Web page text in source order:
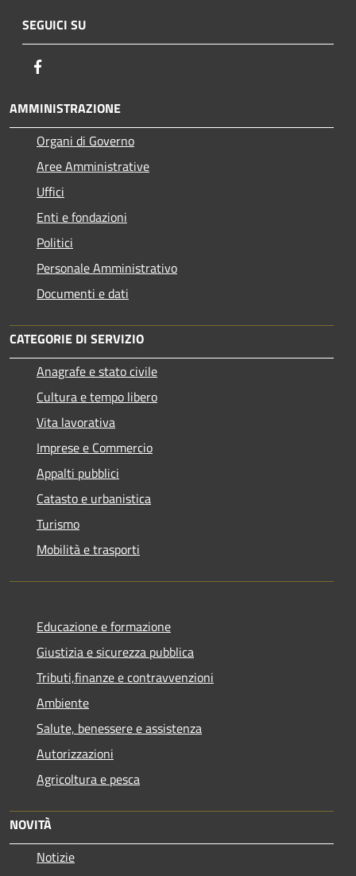
SEGUICI SU
AMMINISTRAZIONE
Organi di Governo
Aree Amministrative
Uffici
Enti e fondazioni
Politici
Personale Amministrativo
Documenti e dati
CATEGORIE DI SERVIZIO
Anagrafe e stato civile
Cultura e tempo libero
Vita lavorativa
Imprese e Commercio
Appalti pubblici
Catasto e urbanistica
Turismo
Mobilità e trasporti
Educazione e formazione
Giustizia e sicurezza pubblica
Tributi,finanze e contravvenzioni
Ambiente
Salute, benessere e assistenza
Autorizzazioni
Agricoltura e pesca
NOVITÀ
Notizie